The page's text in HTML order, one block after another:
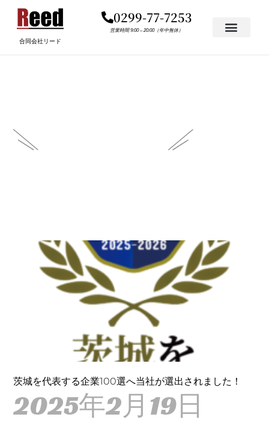
キ
合同会社リード
0299-77-7253
営業時間 9:00 – 20:00（年中無休）
茨城を代表する企業100選へ当社が選出されました！
2025年2月19日